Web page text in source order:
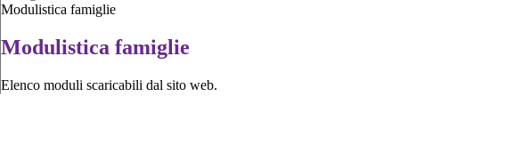
Modulistica famiglie
Modulistica famiglie
Elenco moduli scaricabili dal sito web.